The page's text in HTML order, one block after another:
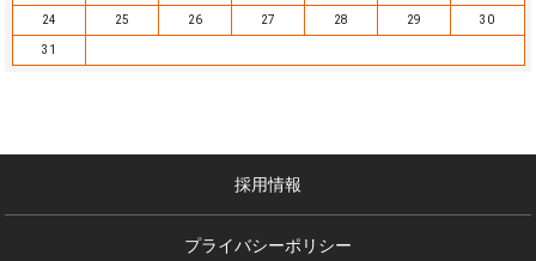
24 25 26 27 28 29 30
31
採用情報
プライバシーポリシー